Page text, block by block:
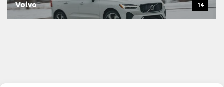
Volvo 14